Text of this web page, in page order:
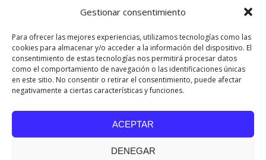
Gestionar consentimiento
Para ofrecer las mejores experiencias, utilizamos tecnologías como las
cookies para almacenar y/o acceder a la información del dispositivo. El
consentimiento de estas tecnologías nos permitirá procesar datos
como el comportamiento de navegación o las identificaciones únicas
en este sitio. No consentir o retirar el consentimiento, puede afectar
negativamente a ciertas características y funciones.
ACEPTAR
DENEGAR
Correo Institucional
Notificaciones judiciales
| Personería Jurídica Resolución
7542 de mayo de 1982
Acreditación Institucional en Alta Calidad